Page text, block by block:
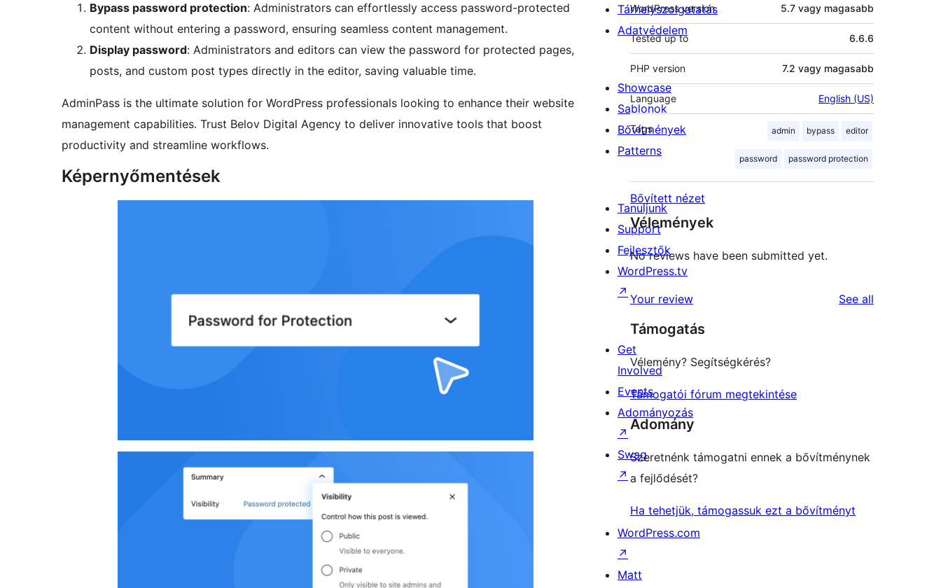
Bypass password protection: Administrators can effortlessly access password-protected
content without entering a password, ensuring seamless content management.
Display password: Administrators and editors can view the password for protected pages,
posts, and custom post types directly in the editor, saving valuable time.
AdminPass is the ultimate solution for WordPress professionals looking to enhance their website
management capabilities. Trust Belov Digital Agency to deliver innovative tools that boost
productivity and streamline workflows.
Képernyőmentések
WordPress version 5.7 vagy magasabb
Tested up to 6.6.6
PHP version 7.2 vagy magasabb
Language English (US)
Tags admin bypass editor
password password protection
Bővített nézet
Vélemények
No reviews have been submitted yet.
Your review See all
Támogatás
Vélemény? Segítségkérés?
Támogatói fórum megtekintése
Adomány
Szeretnénk támogatni ennek a bővítménynek
a fejlődését?
Ha tehetjük, támogassuk ezt a bővítményt
Tárhelyszolgatatás
Adatvédelem
Showcase
Sablonok
Bővítmények
Patterns
Tanuljunk
Support
Fejlesztők
WordPress.tv
↗
Get
Involved
Events
Adományozás
↗
Swag
↗
WordPress.com
↗
Matt